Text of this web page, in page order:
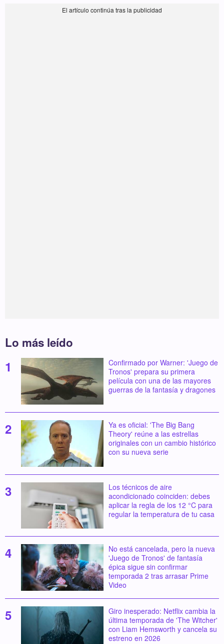
Lo más leído
Confirmado por Warner: 'Juego de
Tronos' prepara su primera
película con una de las mayores
guerras de la fantasía y dragones
Ya es oficial: 'The Big Bang
Theory' reúne a las estrellas
originales con un cambio histórico
con su nueva serie
Los técnicos de aire
acondicionado coinciden: debes
aplicar la regla de los 12 °C para
regular la temperatura de tu casa
No está cancelada, pero la nueva
'Juego de Tronos' de fantasía
épica sigue sin confirmar
temporada 2 tras arrasar Prime
Video
Giro inesperado: Netflix cambia la
última temporada de 'The Witcher'
con Liam Hemsworth y cancela su
estreno en 2026